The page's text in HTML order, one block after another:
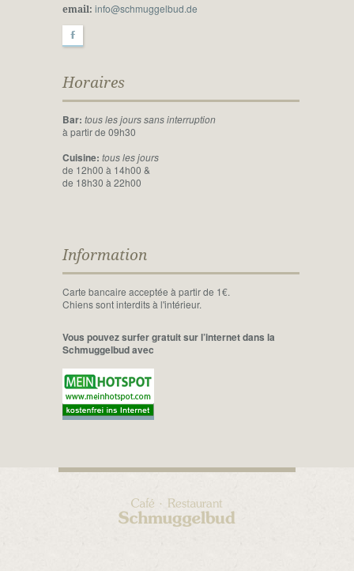
email: info@schmuggelbud.de
F
Horaires
Bar: tous les jours sans interruption
à partir de 09h30
Cuisine: tous les jours
de 12h00 à 14h00 &
de 18h30 à 22h00
Information
Carte bancaire acceptée à partir de 1€.
Chiens sont interdits à l'intérieur.
Vous pouvez surfer gratuit sur l’internet dans la
Schmuggelbud avec